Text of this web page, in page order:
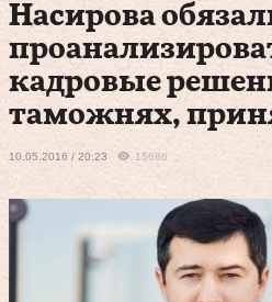
Насирова
кадровые
таможнях,
10.05.2016 / 20:23 15686